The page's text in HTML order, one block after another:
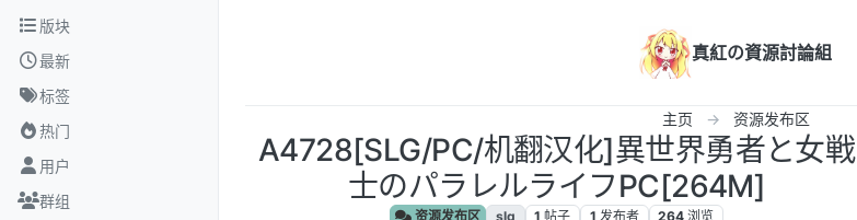
跳转至内容
版块
最新
标签
热门
用户
群组
真紅の資源討論組
主页 资源发布区
A4728[SLG/PC/机翻汉化]異世界勇者と女戦
士のパラレルライフPC[264M]
资源发布区 slg 1 帖子 1 发布者 264 浏览